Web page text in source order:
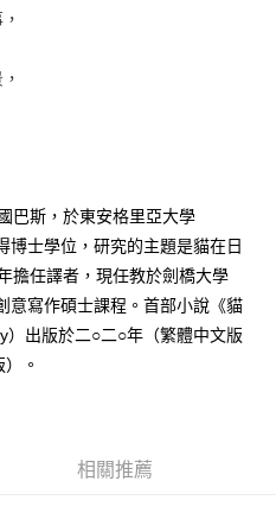
運費
巴斯，於東安格里亞大學
博士學位，研究的主題是貓在日
擔任譯者，現任教於劍橋大學
意寫作碩士課程。首部小說《貓
出版於二○二○年（繁體中文版
。
相關推薦